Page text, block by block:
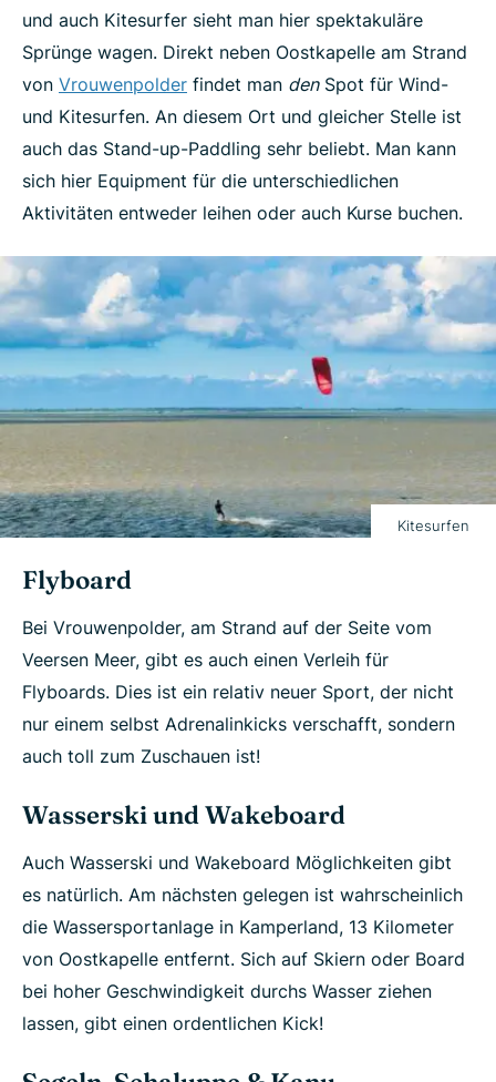
und auch Kitesurfer sieht man hier spektakuläre
Sprünge wagen. Direkt neben Oostkapelle am Strand
von Vrouwenpolder findet man denSpot für Wind-
und Kitesurfen. An diesem Ort und gleicher Stelle ist
auch das Stand-up-Paddling sehr beliebt. Man kann
sich hier Equipment für die unterschiedlichen
Aktivitäten entweder leihen oder auch Kurse buchen.
Kitesurfen
Flyboard
Bei Vrouwenpolder, am Strand auf der Seite vom
Veersen Meer, gibt es auch einen Verleih für
Flyboards. Dies ist ein relativ neuer Sport, der nicht
nur einem selbst Adrenalinkicks verschafft, sondern
auch toll zum Zuschauen ist!
Wasserski und Wakeboard
Auch Wasserski und Wakeboard Möglichkeiten gibt
es natürlich. Am nächsten gelegen ist wahrscheinlich
die Wassersportanlage in Kamperland, 13 Kilometer
von Oostkapelle entfernt. Sich auf Skiern oder Board
bei hoher Geschwindigkeit durchs Wasser ziehen
lassen, gibt einen ordentlichen Kick!